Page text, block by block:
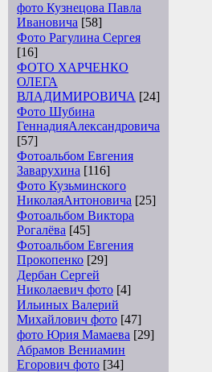
фото Кузнецова Павла
Ивановича [58]
Фото Рагулина Сергея
[16]
ФОТО ХАРЧЕНКО
ОЛЕГА
ВЛАДИМИРОВИЧА [24]
Фото Шубина
ГеннадияАлександровича
[57]
Фотоальбом Евгения
Заварухина [116]
Фото Кузьминского
НиколаяАнтоновича [25]
Фотоальбом Виктора
Рогалёва [45]
Фотоальбом Евгения
Прокопенко [29]
Дербан Сергей
Николаевич фото [4]
Ильиных Валерий
Михайлович фото [47]
фото Юрия Мамаева [29]
Абрамов Вениамин
Егорович фото [34]